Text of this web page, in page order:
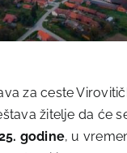
za ceste
žitelje da će
godine, u